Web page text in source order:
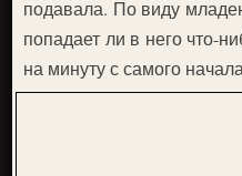
подавала. По виду
попадает ли в него что-
на минуту с самого